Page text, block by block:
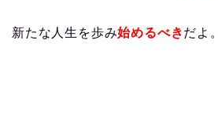
新たな人生を歩み始めるべきだよ。